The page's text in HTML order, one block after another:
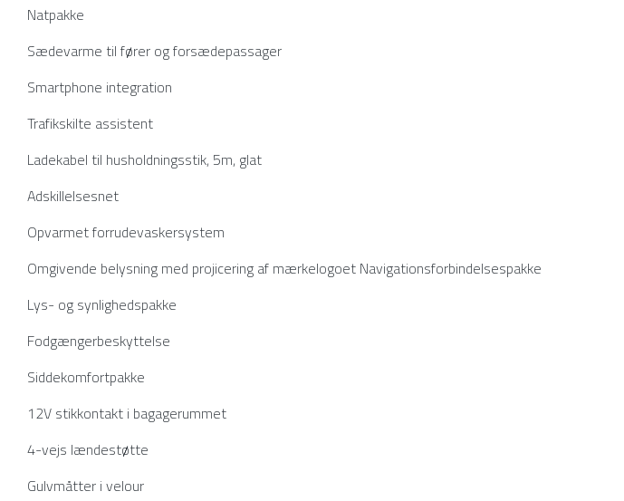
Natpakke
Sædevarme til fører og forsædepassager
Smartphone integration
Trafikskilte assistent
Ladekabel til husholdningsstik, 5m, glat
Adskillelsesnet
Opvarmet forrudevaskersystem
Omgivende belysning med projicering af mærkelogoet Navigationsforbindelsespakke
Lys- og synlighedspakke
Fodgængerbeskyttelse
Siddekomfortpakke
12V stikkontakt i bagagerummet
4-vejs lændestøtte
Gulvmåtter i velour